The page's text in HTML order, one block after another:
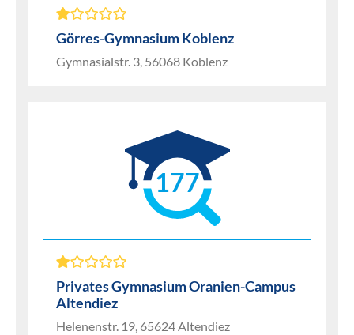
Görres-Gymnasium Koblenz
Gymnasialstr. 3, 56068 Koblenz
177
Privates Gymnasium Oranien-Campus
Altendiez
Helenenstr. 19, 65624 Altendiez